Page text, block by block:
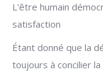
L'être humain
satisfaction
Étant donné que la
toujours à concilier